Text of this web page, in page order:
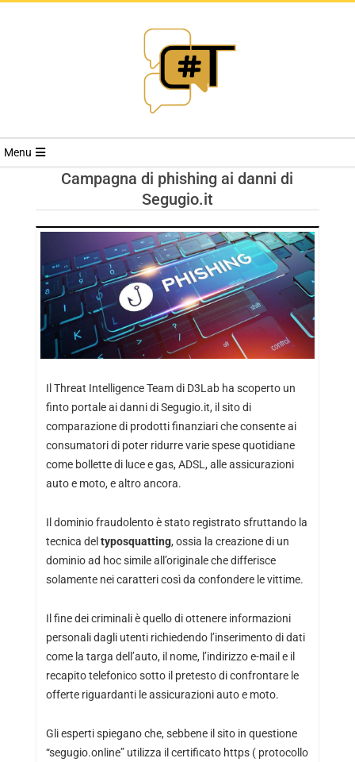
RIVISTA
TRENDS
Menu
Campagna di phishing ai danni di
Segugio.it
Il Threat Intelligence Team di D3Lab ha scoperto un
finto portale ai danni di Segugio.it, il sito di
comparazione di prodotti finanziari che consente ai
consumatori di poter ridurre varie spese quotidiane
come bollette di luce e gas, ADSL, alle assicurazioni
auto e moto, e altro ancora.
Il dominio fraudolento è stato registrato sfruttando la
tecnica del typosquatting, ossia la creazione di un
dominio ad hoc simile all’originale che differisce
solamente nei caratteri così da confondere le vittime.
Il fine dei criminali è quello di ottenere informazioni
personali dagli utenti richiedendo l’inserimento di dati
come la targa dell’auto, il nome, l’indirizzo e-mail e il
recapito telefonico sotto il pretesto di confrontare le
offerte riguardanti le assicurazioni auto e moto.
Gli esperti spiegano che, sebbene il sito in questione
“segugio.online” utilizza il certificato https ( protocollo